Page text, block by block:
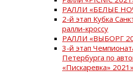
РАЛЛИ «БЕЛЫЕ
2-й этап Кубка
ралли-кроссу
РАЛЛИ «ВЫБОРГ
3-й этап
Петербурга по
«Пискаревка» 2021»